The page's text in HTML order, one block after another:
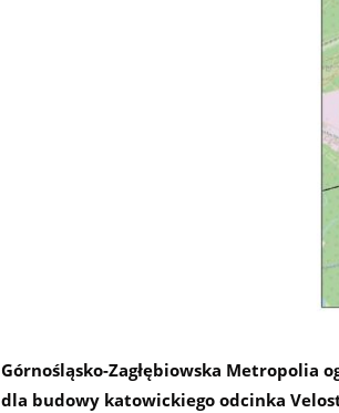
Górnośląsko-Zagłębiowska Metropolia
dla budowy katowickiego odcinka